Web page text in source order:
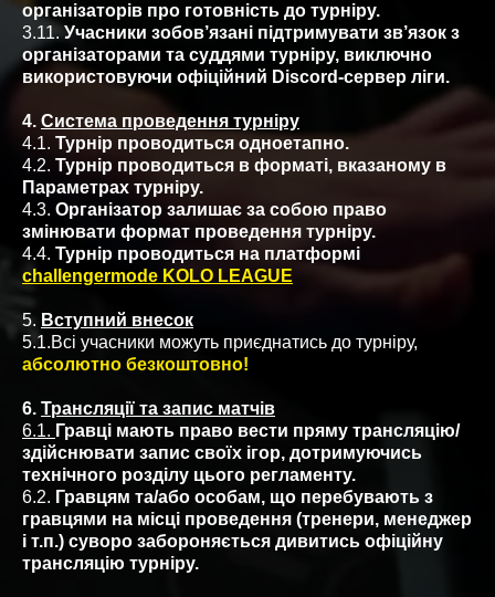
організаторів про готовність до турніру.
3.11. Учасники зобов’язані підтримувати зв’язок з
організаторами та суддями турніру, виключно
використовуючи офіційний Discord-сервер ліги.
4. Система проведення турніру
4.1. Турнір проводиться одноетапно.
4.2. Турнір проводиться в форматі, вказаному в
Параметрах турніру.
4.3. Організатор залишає за собою право
змінювати формат проведення турніру.
4.4. Турнір проводиться на платформі
challengermode KOLO LEAGUE
5. Вступний внесок
5.1.Всі учасники можуть приєднатись до турніру,
абсолютно безкоштовно!
6. Трансляції та запис матчів
6.1. Гравці мають право вести пряму трансляцію/
здійснювати запис своїх ігор, дотримуючись
технічного розділу цього регламенту.
6.2. Гравцям та/або особам, що перебувають з
гравцями на місці проведення (тренери, менеджер
і т.п.) суворо забороняється дивитись офіційну
трансляцію турніру.